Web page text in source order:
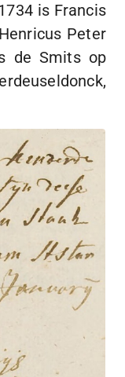
is Francis
Peter
de Smits op